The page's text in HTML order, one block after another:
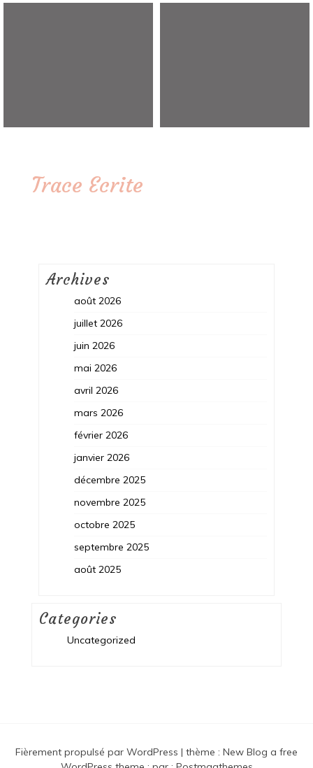
Trace Ecrite
Archives
août 2026
juillet 2026
juin 2026
mai 2026
avril 2026
mars 2026
février 2026
janvier 2026
décembre 2025
novembre 2025
octobre 2025
septembre 2025
août 2025
Categories
Uncategorized
Fièrement propulsé par WordPress | thème : New Blog a free